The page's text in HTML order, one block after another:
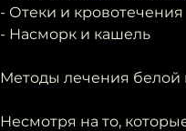
- Отеки и кровотечения
- Насморк и кашель
Методы лечения белой
Несмотря на то,